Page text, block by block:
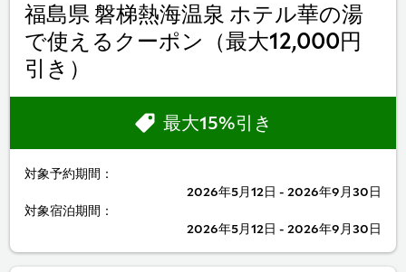
対象予約期間：
2026年5月12日 - 2026年9月30日
対象宿泊期間：
2026年5月12日 - 2026年9月30日
最大15%引き
福島県 磐梯熱海温泉 ホテル華の湯
で使えるクーポン（最大12,000円
引き）